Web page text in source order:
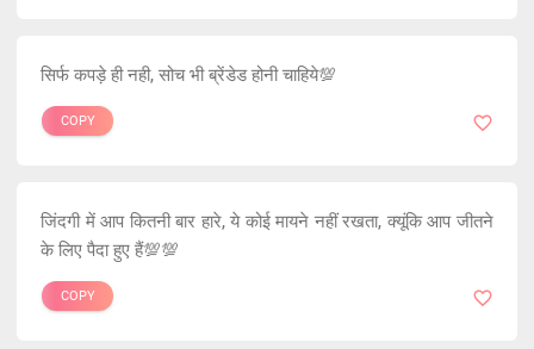
सिर्फ कपड़े ही नही, सोच भी ब्रेंडेड होनी चाहिये💯
COPY
जिंदगी में आप कितनी बार हारे, ये कोई मायने नहीं रखता, क्यूंकि आप जीतने
के लिए पैदा हुए हैं💯💯
COPY